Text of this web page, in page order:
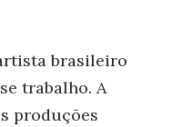
brasileiro
trabalho. A
produções